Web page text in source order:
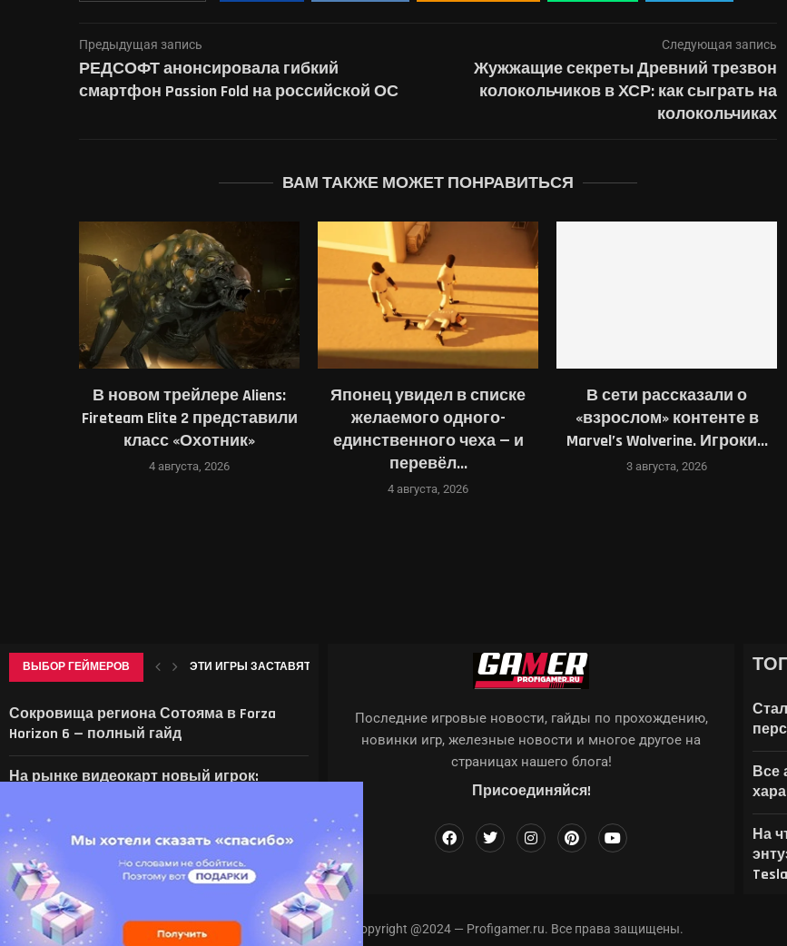
Предыдущая запись
РЕДСОФТ анонсировала гибкий
смартфон Passion Fold на российской ОС
Следующая запись
Жужжащие секреты Древний трезвон
колокольчиков в ХСР: как сыграть на
колокольчиках
ВАМ ТАКЖЕ МОЖЕТ ПОНРАВИТЬСЯ
В новом трейлере Aliens:
Fireteam Elite 2 представили
класс «Охотник»
4 августа, 2026
Японец увидел в списке
желаемого одного-
единственного чеха — и
перевёл...
4 августа, 2026
В сети рассказали о
«взрослом» контенте в
Marvel’s Wolverine. Игроки...
3 августа, 2026
ВЫБОР ГЕЙМЕРОВ ЭТИ ИГРЫ ЗАСТАВЯТ БОЯТЬСЯ ЖАРЫ: DUNE: AWAKENING, ARK...
Сокровища региона Сотояма в Forza
Horizon 6 — полный гайд
На рынке видеокарт новый игрок:
китайской видеокарты Lisuan 7G106
Xiaomi:
Последние игровые новости, гайды по прохождению,
новинки игр, железные новости и многое другое на
страницах нашего блога!
Присоединяйся!
Все
На
Copyright @2024 — Profigamer.ru. Все права защищены.